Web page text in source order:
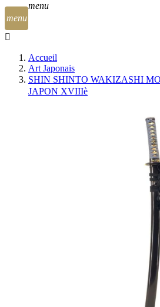
menu
menu
Accueil
Art Japonais
SHIN SHINTO WAKIZASHI
JAPON XVIIIè